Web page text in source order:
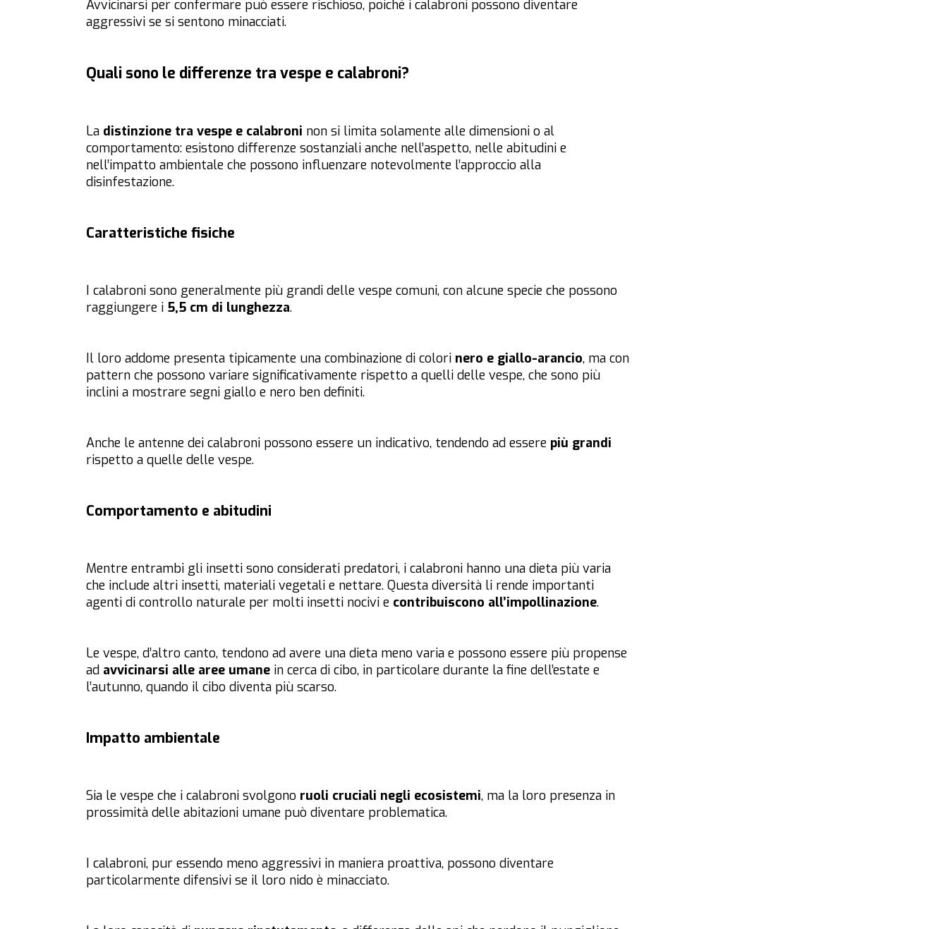
Avvicinarsi per confermare può essere rischioso, poiché i calabroni possono diventare
aggressivi se si sentono minacciati.
Quali sono le differenze tra vespe e calabroni?
La distinzione tra vespe e calabroni non si limita solamente alle dimensioni o al
comportamento: esistono differenze sostanziali anche nell’aspetto, nelle abitudini e
nell’impatto ambientale che possono influenzare notevolmente l’approccio alla
disinfestazione.
Caratteristiche fisiche
I calabroni sono generalmente più grandi delle vespe comuni, con alcune specie che possono
raggiungere i 5,5 cm di lunghezza.
Il loro addome presenta tipicamente una combinazione di colori nero e giallo-arancio, ma con
pattern che possono variare significativamente rispetto a quelli delle vespe, che sono più
inclini a mostrare segni giallo e nero ben definiti.
Anche le antenne dei calabroni possono essere un indicativo, tendendo ad essere più grandi
rispetto a quelle delle vespe.
Comportamento e abitudini
Mentre entrambi gli insetti sono considerati predatori, i calabroni hanno una dieta più varia
che include altri insetti, materiali vegetali e nettare. Questa diversità li rende importanti
agenti di controllo naturale per molti insetti nocivi e contribuiscono all’impollinazione.
Le vespe, d’altro canto, tendono ad avere una dieta meno varia e possono essere più propense
ad avvicinarsi alle aree umane in cerca di cibo, in particolare durante la fine dell’estate e
l’autunno, quando il cibo diventa più scarso.
Impatto ambientale
Sia le vespe che i calabroni svolgono ruoli cruciali negli ecosistemi, ma la loro presenza in
prossimità delle abitazioni umane può diventare problematica.
I calabroni, pur essendo meno aggressivi in maniera proattiva, possono diventare
particolarmente difensivi se il loro nido è minacciato.